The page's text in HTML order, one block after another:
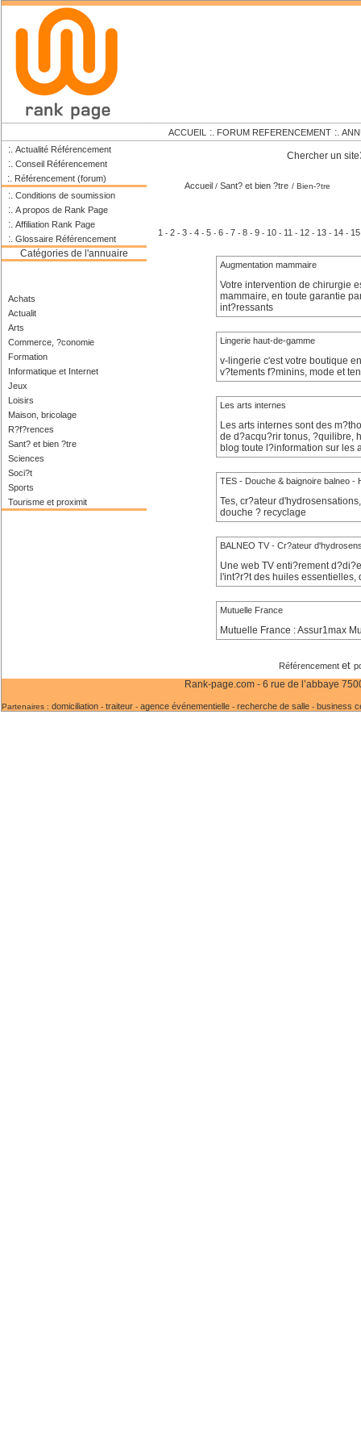
ACCUEIL :. FORUM REFERENCEMENT :.
:. Actualité Référencement
:. Conseil Référencement
:. Référencement (forum)
:. Conditions de soumission
:. A propos de Rank Page
:. Affiliation Rank Page
:. Glossaire Référencement
Catégories de l'annuaire
Achats
Actualit
Arts
Commerce, ?conomie
Formation
Informatique et Internet
Jeux
Loisirs
Maison, bricolage
R?f?rences
Sant? et bien ?tre
Sciences
Soci?t
Sports
Tourisme et proximit
Chercher un site
Accueil / Sant? et bien ?tre / Bien-?tre
1 - 2 - 3 - 4 - 5 - 6 - 7 - 8 - 9 - 10 - 11 - 12 - 13 - 14 - 15
Augmentation mammaire
Votre intervention de chirurgie
mammaire, en toute garantie
int?ressants
Lingerie haut-de-gamme
v-lingerie c'est votre boutique
v?tements f?minins, mode et
Les arts internes
Les arts internes sont des
de d?acqu?rir tonus, ?quilibre,
blog toute l?information sur les
TES - Douche & baignoire balneo -
Tes, cr?ateur
douche ? recyclage
BALNEO TV - Cr?ateur
Une web TV enti?rement
l'int?r?t des huiles
Mutuelle France
Mutuelle France : Assur1max
Référencement et
Rank-page.com - 6 rue de l’abbaye
Partenaires : domiciliation - traiteur - agence événementielle - recherche de salle - business